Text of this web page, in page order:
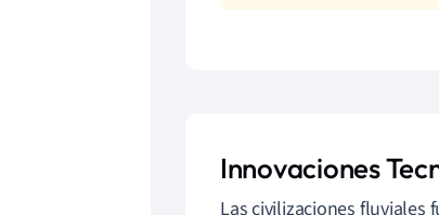
Innovaciones
Las civilizaciones fluviales